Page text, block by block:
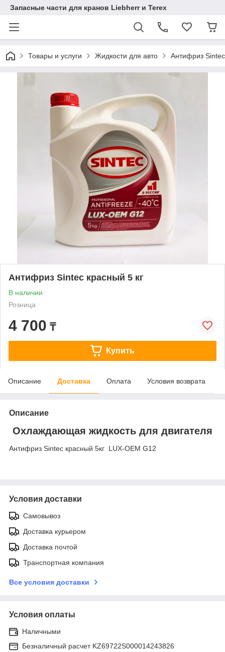
Запасные части для кранов Liebherr и Terex
Товары и услуги Жидкости для авто Антифриз
Антифриз Sintec красный 5 кг
В наличии
Розница
4 700 ₸
Купить
Описание Доставка Оплата Условия возврата
Описание
Охлаждающая жидкость для двигателя
Антифриз Sintec красный 5кг LUX-OEM G12
Условия доставки
Самовывоз
Доставка курьером
Доставка почтой
Транспортная компания
Все условия доставки
Условия оплаты
Наличными
Безналичный расчет KZ69722S000014243826